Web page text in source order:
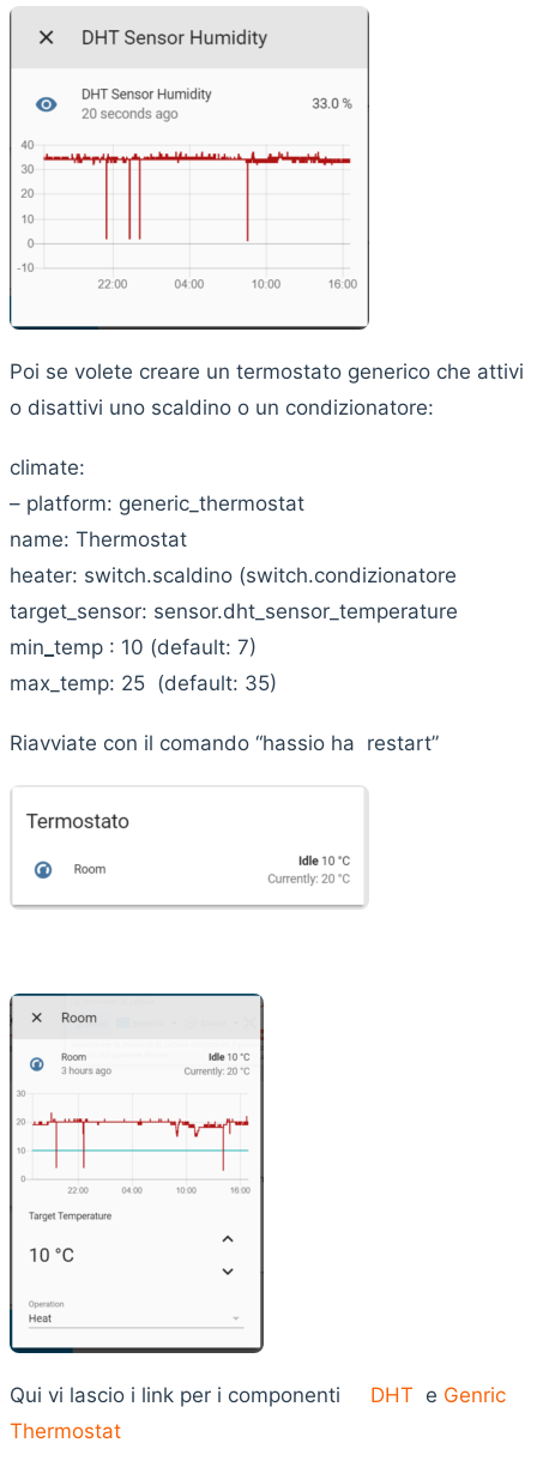
Poi se volete creare un termostato generico che attivi
o disattivi uno scaldino o un condizionatore:
climate:
– platform: generic_thermostat
name: Thermostat
heater: switch.scaldino (switch.condizionatore
target_sensor: sensor.dht_sensor_temperature
min temp : 10 (default: 7)
max_temp: 25 (default: 35)
Riavviate con il comando “hassio ha restart”
Qui vi lascio i link per i componenti DHT e Genric
Thermostat